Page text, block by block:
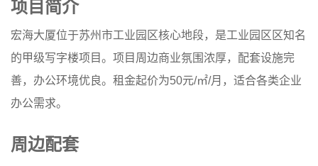
项目简介
宏海大厦位于苏州市工业园区核心地段，是工业园区区知名
的甲级写字楼项目。项目周边商业氛围浓厚，配套设施完
善，办公环境优良。租金起价为50元/㎡/月，适合各类企业
办公需求。
周边配套